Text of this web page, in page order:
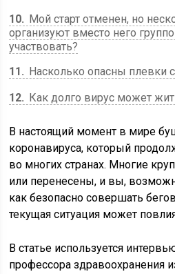
10
Мой старт отменен, но
организуют вместо него
участвовать?
11
Насколько опасны плевки
12
Как долго вирус может
В настоящий момент в мире
коронавируса, который
во многих странах. Многие
или перенесены, и вы,
как безопасно совершать
текущая ситуация может
В статье используется
профессора здравоохранения